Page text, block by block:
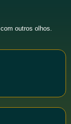
outros olhos.